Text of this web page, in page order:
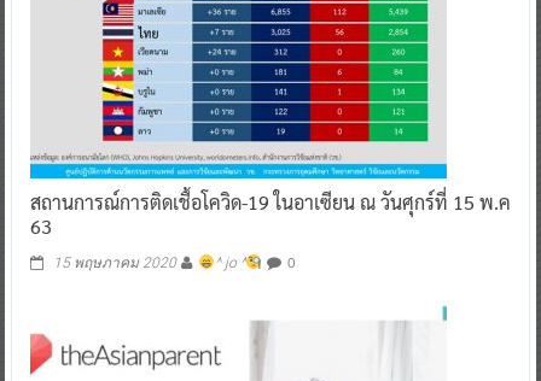
สถานการณ์การติดเชื้อโควิด-19 ในอาเซียน ณ วันศุกร์ที่ 15 พ.ค
63
15 พฤษภาคม 2020 ^ jo ^ 0